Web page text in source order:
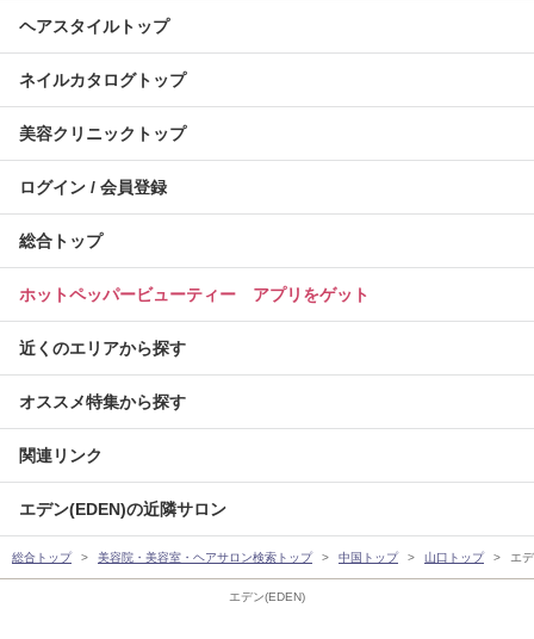
エデン(EDEN)
ヘアスタイルトップ
ネイルカタログトップ
美容クリニックトップ
ログイン / 会員登録
総合トップ
ホットペッパービューティー アプリをゲット
近くのエリアから探す
オススメ特集から探す
関連リンク
エデン(EDEN)の近隣サロン
総合トップ 美容院・美容室・ヘアサロン検索トップ 中国トップ 山口トップ エ